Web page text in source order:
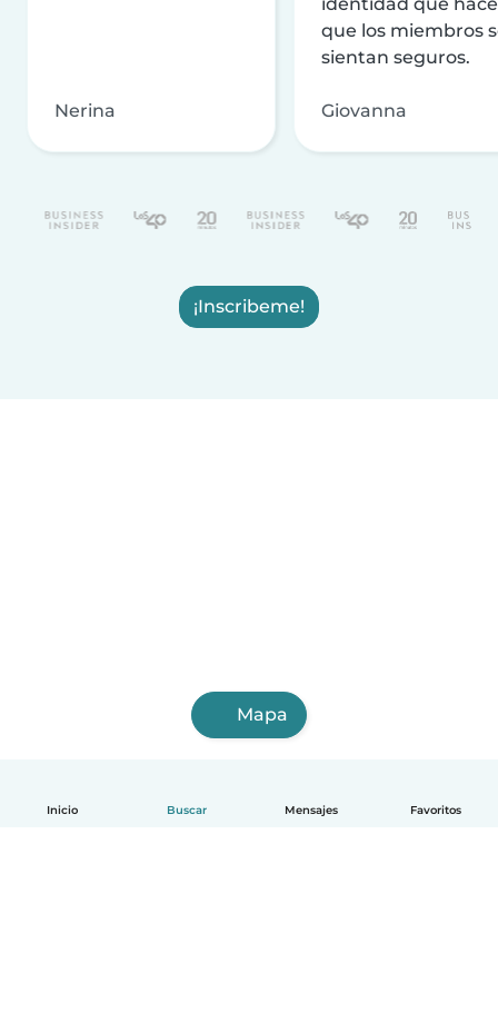
Inicio Buscar Mensajes Favoritos
Nerina
que los miembros
sientan seguros.
Giovanna
¡Inscribeme!
Mapa